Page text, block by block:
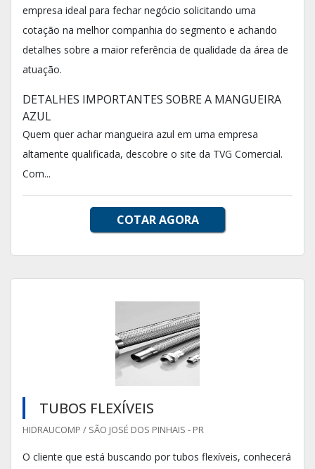
empresa ideal para fechar negócio solicitando uma
cotação na melhor companhia do segmento e achando
detalhes sobre a maior referência de qualidade da área de
atuação.
DETALHES IMPORTANTES SOBRE A MANGUEIRA
AZUL
Quem quer achar mangueira azul em uma empresa
altamente qualificada, descobre o site da TVG Comercial.
Com...
COTAR AGORA
TUBOS FLEXÍVEIS
HIDRAUCOMP / SÃO JOSÉ DOS PINHAIS - PR
O cliente que está buscando por tubos flexíveis, conhecerá